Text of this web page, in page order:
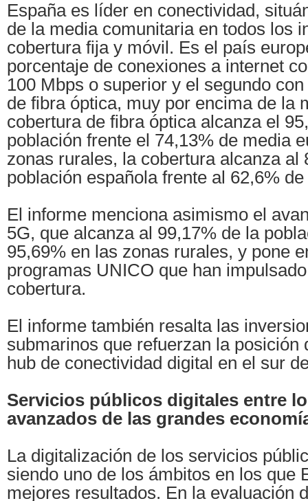
España es líder en conectividad,
de la media comunitaria en todos los
cobertura fija y móvil. Es el país
porcentaje de conexiones a internet
100 Mbps o superior y el segundo
de fibra óptica, muy por encima de la
cobertura de fibra óptica alcanza el
población frente el 74,13% de media
zonas rurales, la cobertura alcanza al
población española frente al 62,6%
El informe menciona asimismo el
5G, que alcanza al 99,17% de la
95,69% en las zonas rurales, y pone
programas UNICO que han
cobertura.
El informe también resalta las
submarinos que refuerzan la posición
hub de conectividad digital en el sur
Servicios públicos digitales entre
avanzados de las grandes
La digitalización de los servicios
siendo uno de los ámbitos en los que
mejores resultados. En la evaluación